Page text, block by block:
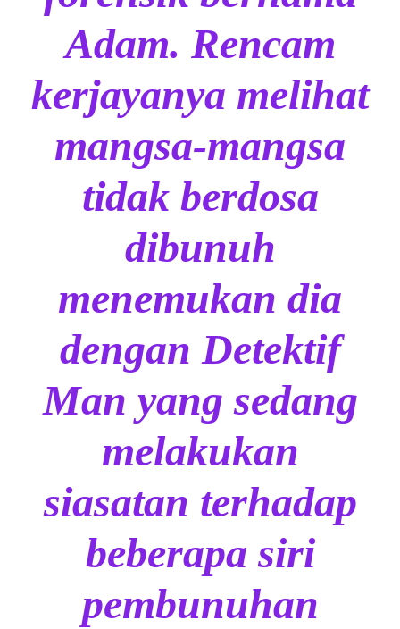
Adam. Rencam
kerjayanya melihat
mangsa-mangsa
tidak berdosa
dibunuh
menemukan dia
dengan Detektif
Man yang sedang
melakukan
siasatan terhadap
beberapa siri
pembunuhan